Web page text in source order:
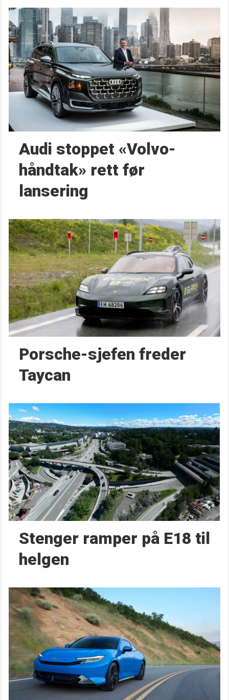
Audi stoppet «Volvo-
håndtak» rett før
lansering
Porsche-sjefen freder
Taycan
Stenger ramper på E18 til
helgen